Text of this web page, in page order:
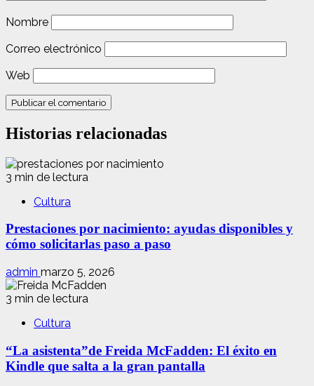
Nombre
Correo electrónico
Web
Historias relacionadas
3 min de lectura
Cultura
Prestaciones por nacimiento: ayudas disponibles y
cómo solicitarlas paso a paso
admin marzo 5, 2026
3 min de lectura
Cultura
“La asistenta”de Freida McFadden: El éxito en
Kindle que salta a la gran pantalla